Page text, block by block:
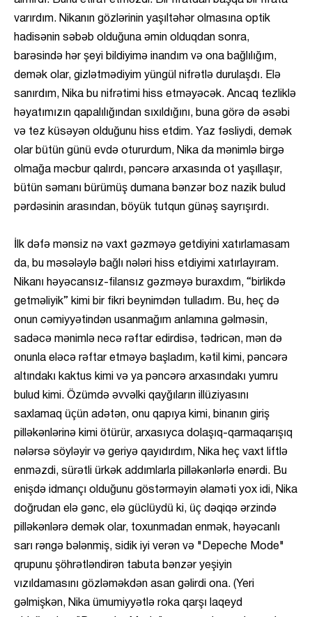
varırdım. Nikanın gözlərinin yaşıltəhər olmasına optik
hadisənin səbəb olduğuna əmin olduqdan sonra,
barəsində hər şeyi bildiyimə inandım və ona bağlılığım,
demək olar, gizlətmədiyim yüngül nifrətlə durulaşdı. Elə
sanırdım, Nika bu nifrətimi hiss etməyəcək. Ancaq tezliklə
həyatımızın qapalılığından sıxıldığını, buna görə də əsəbi
və tez küsəyən olduğunu hiss etdim. Yaz fəsliydi, demək
olar bütün günü evdə otururdum, Nika da mənimlə birgə
olmağa məcbur qalırdı, pəncərə arxasında ot yaşıllaşır,
bütün səmanı bürümüş dumana bənzər boz nazik bulud
pərdəsinin arasından, böyük tutqun günəş sayrışırdı.
İlk dəfə mənsiz nə vaxt gəzməyə getdiyini xatırlamasam
da, bu məsələylə bağlı nələri hiss etdiyimi xatırlayıram.
Nikanı həyəcansız-filansız gəzməyə buraxdım, “birlikdə
getməliyik” kimi bir fikri beynimdən tulladım. Bu, heç də
onun cəmiyyətindən usanmağım anlamına gəlməsin,
sadəcə mənimlə necə rəftar edirdisə, tədricən, mən də
onunla eləcə rəftar etməyə başladım, kətil kimi, pəncərə
altındakı kaktus kimi və ya pəncərə arxasındakı yumru
bulud kimi. Özümdə əvvəlki qayğıların illüziyasını
saxlamaq üçün adətən, onu qapıya kimi, binanın giriş
pilləkənlərinə kimi ötürür, arxasıyca dolaşıq-qarmaqarışıq
nələrsə söyləyir və geriyə qayıdırdım, Nika heç vaxt liftlə
enməzdi, sürətli ürkək addımlarla pilləkənlərlə enərdi. Bu
enişdə idmançı olduğunu göstərməyin əlaməti yox idi, Nika
doğrudan elə gənc, elə güclüydü ki, üç dəqiqə ərzində
pilləkənlərə demək olar, toxunmadan enmək, həyəcanlı
sarı rəngə bələnmiş, sidik iyi verən və "Depeche Mode"
qrupunu şöhrətləndirən tabuta bənzər yeşiyin
vızıldamasını gözləməkdən asan gəlirdi ona. (Yeri
gəlmişkən, Nika ümumiyyətlə roka qarşı laqeyd